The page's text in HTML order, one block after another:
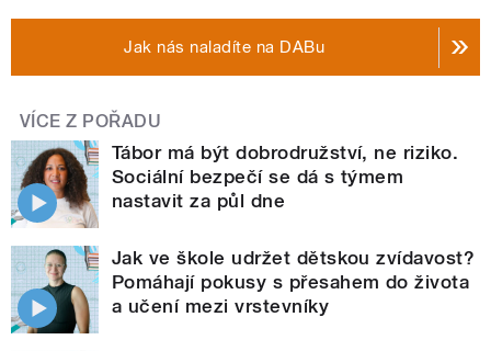
Jak nás naladíte na DABu
VÍCE Z POŘADU
Tábor má být dobrodružství, ne riziko.
Sociální bezpečí se dá s týmem
nastavit za půl dne
Jak ve škole udržet dětskou zvídavost?
Pomáhají pokusy s přesahem do života
a učení mezi vrstevníky